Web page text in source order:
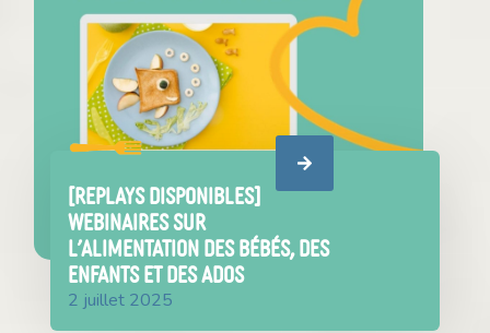
[REPLAYS DISPONIBLES]
Webinaires sur
l’alimentation des bébés, des
enfants et des ados
2 juillet 2025